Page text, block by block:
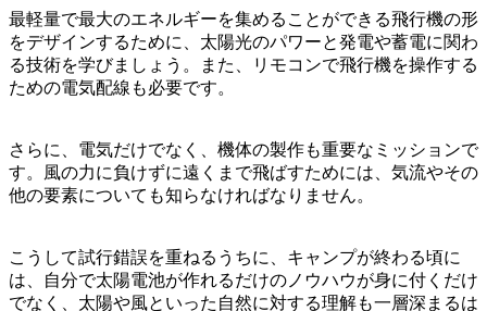
最軽量で最大のエネルギーを集めることができる飛行機の形
をデザインするために、太陽光のパワーと発電や蓄電に関わ
る技術を学びましょう。また、リモコンで飛行機を操作する
ための電気配線も必要です。
さらに、電気だけでなく、機体の製作も重要なミッションで
す。風の力に負けずに遠くまで飛ばすためには、気流やその
他の要素についても知らなければなりません。
こうして試行錯誤を重ねるうちに、キャンプが終わる頃に
は、自分で太陽電池が作れるだけのノウハウが身に付くだけ
でなく、太陽や風といった自然に対する理解も一層深まるは